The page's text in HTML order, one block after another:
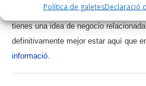
Política de galetesDeclaració
en la
tienes una idea de negocio
definitivamente mejor estar aquí que
informació.